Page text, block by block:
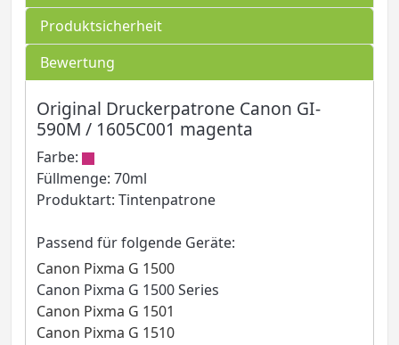
Produktsicherheit
Bewertung
Original Druckerpatrone Canon GI-
590M / 1605C001 magenta
Farbe:
Füllmenge: 70ml
Produktart: Tintenpatrone
Passend für folgende Geräte:
Canon Pixma G 1500
Canon Pixma G 1500 Series
Canon Pixma G 1501
Canon Pixma G 1510